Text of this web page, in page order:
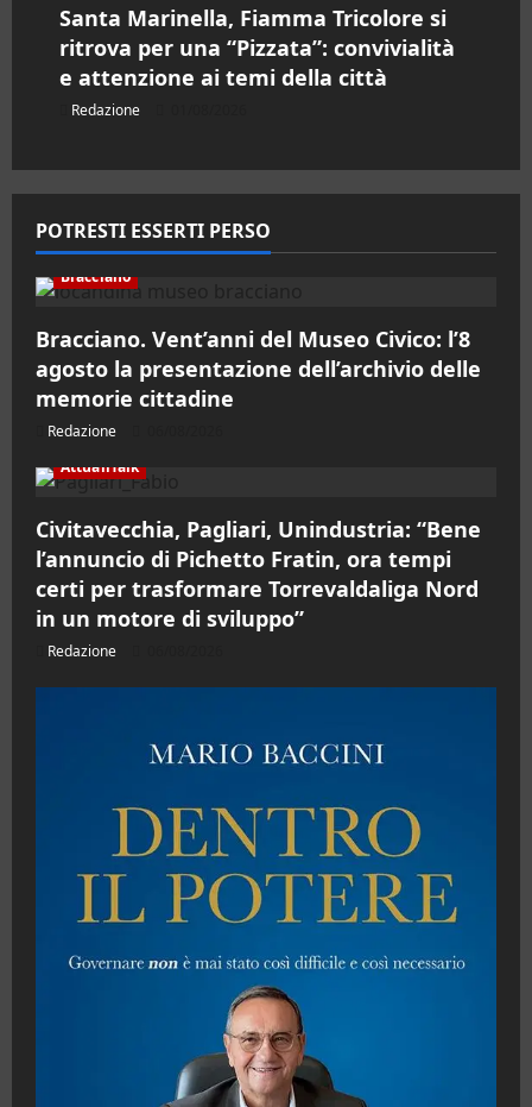
Santa Marinella, Fiamma Tricolore si
ritrova per una “Pizzata”: convivialità
e attenzione ai temi della città
Redazione
POTRESTI ESSERTI PERSO
Bracciano
Bracciano. Vent’anni del Museo Civico: l’8
agosto la presentazione dell’archivio delle
memorie cittadine
Redazione
AttualiTalk
Civitavecchia, Pagliari, Unindustria: “Bene
l’annuncio di Pichetto Fratin, ora tempi
certi per trasformare Torrevaldaliga Nord
in un motore di sviluppo”
Redazione